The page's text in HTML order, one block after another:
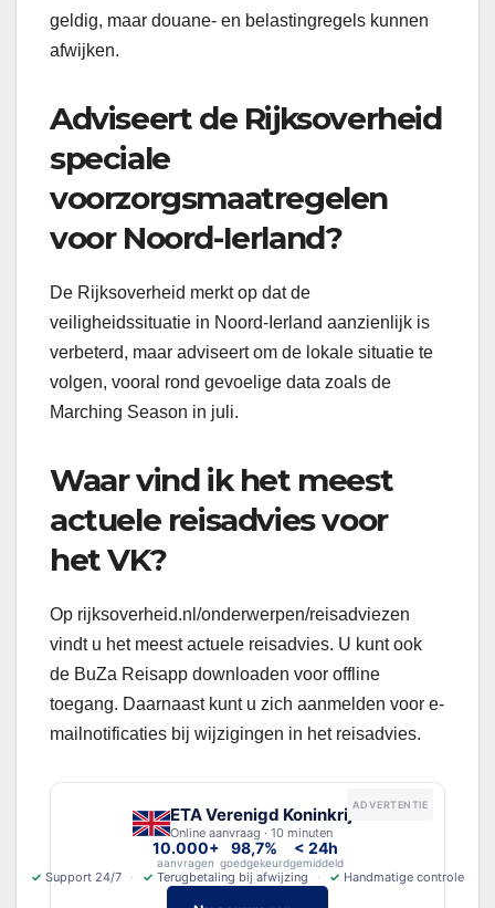
geldig, maar douane- en belastingregels kunnen
afwijken.
Adviseert de Rijksoverheid
speciale
voorzorgsmaatregelen
voor Noord-Ierland?
De Rijksoverheid merkt op dat de
veiligheidssituatie in Noord-Ierland aanzienlijk is
verbeterd, maar adviseert om de lokale situatie te
volgen, vooral rond gevoelige data zoals de
Marching Season in juli.
Waar vind ik het meest
actuele reisadvies voor
het VK?
Op rijksoverheid.nl/onderwerpen/reisadviezen
vindt u het meest actuele reisadvies. U kunt ook
de BuZa Reisapp downloaden voor offline
toegang. Daarnaast kunt u zich aanmelden voor e-
mailnotificaties bij wijzigingen in het reisadvies.
ADVERTENTIE
ETA Verenigd Koninkrijk
Online aanvraag · 10 minuten
10.000+
aanvragen
98,7%
goedgekeurd
< 24h
gemiddeld
✓ Support 24/7 ✓ Terugbetaling bij afwijzing ✓ Handmatige controle